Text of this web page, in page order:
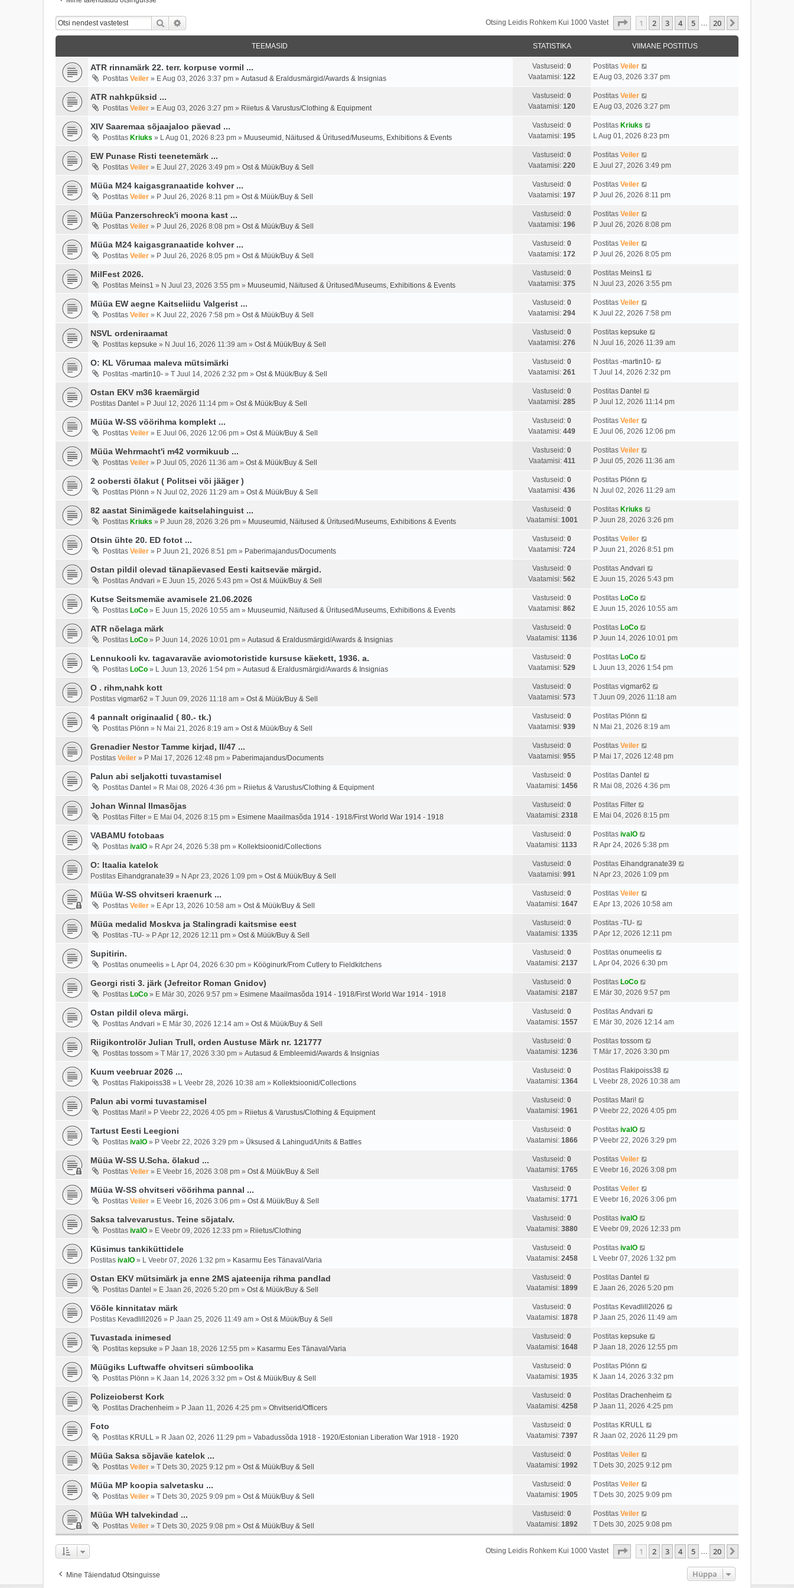
Otsi Otsing Leidis Rohkem Kui 1000 Vastet . Leht20 -st
1 2 3 4 5 … 20
TEEMASID STATISTIKA VIIMANE POSTITUS
ATR rinnamärk 22. terr. korpuse vormil ...
Postitas Veiler » E Aug 03, 2026 3:37 pm » Autasud & Eraldusmärgid/Awards & Insignias
Vastuseid: 0
Vaatamisi: 122
Postitas Veiler
E Aug 03, 2026 3:37 pm
ATR nahkpüksid ...
Postitas Veiler » E Aug 03, 2026 3:27 pm » Riietus & Varustus/Clothing & Equipment
Vastuseid: 0
Vaatamisi: 120
Postitas Veiler
E Aug 03, 2026 3:27 pm
XIV Saaremaa sõjaajaloo päevad ...
Postitas Kriuks » L Aug 01, 2026 8:23 pm » Muuseumid, Näitused & Üritused/Museums, Exhibitions & Events
Vastuseid: 0
Vaatamisi: 195
Postitas Kriuks
L Aug 01, 2026 8:23 pm
EW Punase Risti teenetemärk ...
Postitas Veiler » E Juul 27, 2026 3:49 pm » Ost & Müük/Buy & Sell
Vastuseid: 0
Vaatamisi: 220
Postitas Veiler
E Juul 27, 2026 3:49 pm
Müüa M24 kaigasgranaatide kohver ...
Postitas Veiler » P Juul 26, 2026 8:11 pm » Ost & Müük/Buy & Sell
Vastuseid: 0
Vaatamisi: 197
Postitas Veiler
P Juul 26, 2026 8:11 pm
Müüa Panzerschreck'i moona kast ...
Postitas Veiler » P Juul 26, 2026 8:08 pm » Ost & Müük/Buy & Sell
Vastuseid: 0
Vaatamisi: 196
Postitas Veiler
P Juul 26, 2026 8:08 pm
Müüa M24 kaigasgranaatide kohver ...
Postitas Veiler » P Juul 26, 2026 8:05 pm » Ost & Müük/Buy & Sell
Vastuseid: 0
Vaatamisi: 172
Postitas Veiler
P Juul 26, 2026 8:05 pm
MilFest 2026.
Postitas Meins1 » N Juul 23, 2026 3:55 pm » Muuseumid, Näitused & Üritused/Museums, Exhibitions & Events
Vastuseid: 0
Vaatamisi: 375
Postitas Meins1
N Juul 23, 2026 3:55 pm
Müüa EW aegne Kaitseliidu Valgerist ...
Postitas Veiler » K Juul 22, 2026 7:58 pm » Ost & Müük/Buy & Sell
Vastuseid: 0
Vaatamisi: 294
Postitas Veiler
K Juul 22, 2026 7:58 pm
NSVL ordeniraamat
Postitas kepsuke » N Juul 16, 2026 11:39 am » Ost & Müük/Buy & Sell
Vastuseid: 0
Vaatamisi: 276
Postitas kepsuke
N Juul 16, 2026 11:39 am
O: KL Võrumaa maleva mütsimärki
Postitas -martin10- » T Juul 14, 2026 2:32 pm » Ost & Müük/Buy & Sell
Vastuseid: 0
Vaatamisi: 261
Postitas -martin10-
T Juul 14, 2026 2:32 pm
Ostan EKV m36 kraemärgid
Postitas Dantel » P Juul 12, 2026 11:14 pm » Ost & Müük/Buy & Sell
Vastuseid: 0
Vaatamisi: 285
Postitas Dantel
P Juul 12, 2026 11:14 pm
Müüa W-SS vöörihma komplekt ...
Postitas Veiler » E Juul 06, 2026 12:06 pm » Ost & Müük/Buy & Sell
Vastuseid: 0
Vaatamisi: 449
Postitas Veiler
E Juul 06, 2026 12:06 pm
Müüa Wehrmacht'i m42 vormikuub ...
Postitas Veiler » P Juul 05, 2026 11:36 am » Ost & Müük/Buy & Sell
Vastuseid: 0
Vaatamisi: 411
Postitas Veiler
P Juul 05, 2026 11:36 am
2 oobersti õlakut ( Politsei või jääger )
Postitas Plönn » N Juul 02, 2026 11:29 am » Ost & Müük/Buy & Sell
Vastuseid: 0
Vaatamisi: 436
Postitas Plönn
N Juul 02, 2026 11:29 am
82 aastat Sinimägede kaitselahinguist ...
Postitas Kriuks » P Juun 28, 2026 3:26 pm » Muuseumid, Näitused & Üritused/Museums, Exhibitions & Events
Vastuseid: 0
Vaatamisi: 1001
Postitas Kriuks
P Juun 28, 2026 3:26 pm
Otsin ühte 20. ED fotot ...
Postitas Veiler » P Juun 21, 2026 8:51 pm » Paberimajandus/Documents
Vastuseid: 0
Vaatamisi: 724
Postitas Veiler
P Juun 21, 2026 8:51 pm
Ostan pildil olevad tänapäevased Eesti kaitseväe märgid.
Postitas Andvari » E Juun 15, 2026 5:43 pm » Ost & Müük/Buy & Sell
Vastuseid: 0
Vaatamisi: 562
Postitas Andvari
E Juun 15, 2026 5:43 pm
Kutse Seitsmemäe avamisele 21.06.2026
Postitas LoCo » E Juun 15, 2026 10:55 am » Muuseumid, Näitused & Üritused/Museums, Exhibitions & Events
Vastuseid: 0
Vaatamisi: 862
Postitas LoCo
E Juun 15, 2026 10:55 am
ATR nõelaga märk
Postitas LoCo » P Juun 14, 2026 10:01 pm » Autasud & Eraldusmärgid/Awards & Insignias
Vastuseid: 0
Vaatamisi: 1136
Postitas LoCo
P Juun 14, 2026 10:01 pm
Lennukooli kv. tagavaraväe aviomotoristide kursuse käekett, 1936. a.
Postitas LoCo » L Juun 13, 2026 1:54 pm » Autasud & Eraldusmärgid/Awards & Insignias
Vastuseid: 0
Vaatamisi: 529
Postitas LoCo
L Juun 13, 2026 1:54 pm
O . rihm,nahk kott
Postitas vigmar62 » T Juun 09, 2026 11:18 am » Ost & Müük/Buy & Sell
Vastuseid: 0
Vaatamisi: 573
Postitas vigmar62
T Juun 09, 2026 11:18 am
4 pannalt originaalid ( 80.- tk.)
Postitas Plönn » N Mai 21, 2026 8:19 am » Ost & Müük/Buy & Sell
Vastuseid: 0
Vaatamisi: 939
Postitas Plönn
N Mai 21, 2026 8:19 am
Grenadier Nestor Tamme kirjad, II/47 ...
Postitas Veiler » P Mai 17, 2026 12:48 pm » Paberimajandus/Documents
Vastuseid: 0
Vaatamisi: 955
Postitas Veiler
P Mai 17, 2026 12:48 pm
Palun abi seljakotti tuvastamisel
Postitas Dantel » R Mai 08, 2026 4:36 pm » Riietus & Varustus/Clothing & Equipment
Vastuseid: 0
Vaatamisi: 1456
Postitas Dantel
R Mai 08, 2026 4:36 pm
Johan Winnal Ilmasõjas
Postitas Filter » E Mai 04, 2026 8:15 pm » Esimene Maailmasõda 1914 - 1918/First World War 1914 - 1918
Vastuseid: 0
Vaatamisi: 2318
Postitas Filter
E Mai 04, 2026 8:15 pm
VABAMU fotobaas
Postitas ivalO » R Apr 24, 2026 5:38 pm » Kollektsioonid/Collections
Vastuseid: 0
Vaatamisi: 1133
Postitas ivalO
R Apr 24, 2026 5:38 pm
O: Itaalia katelok
Postitas Eihandgranate39 » N Apr 23, 2026 1:09 pm » Ost & Müük/Buy & Sell
Vastuseid: 0
Vaatamisi: 991
Postitas Eihandgranate39
N Apr 23, 2026 1:09 pm
Müüa W-SS ohvitseri kraenurk ...
Postitas Veiler » E Apr 13, 2026 10:58 am » Ost & Müük/Buy & Sell
Vastuseid: 0
Vaatamisi: 1647
Postitas Veiler
E Apr 13, 2026 10:58 am
Müüa medalid Moskva ja Stalingradi kaitsmise eest
Postitas -TU- » P Apr 12, 2026 12:11 pm » Ost & Müük/Buy & Sell
Vastuseid: 0
Vaatamisi: 1335
Postitas -TU-
P Apr 12, 2026 12:11 pm
Supitirin.
Postitas onumeelis » L Apr 04, 2026 6:30 pm » Kööginurk/From Cutlery to Fieldkitchens
Vastuseid: 0
Vaatamisi: 2137
Postitas onumeelis
L Apr 04, 2026 6:30 pm
Georgi risti 3. järk (Jefreitor Roman Gnidov)
Postitas LoCo » E Mär 30, 2026 9:57 pm » Esimene Maailmasõda 1914 - 1918/First World War 1914 - 1918
Vastuseid: 0
Vaatamisi: 2187
Postitas LoCo
E Mär 30, 2026 9:57 pm
Ostan pildil oleva märgi.
Postitas Andvari » E Mär 30, 2026 12:14 am » Ost & Müük/Buy & Sell
Vastuseid: 0
Vaatamisi: 1557
Postitas Andvari
E Mär 30, 2026 12:14 am
Riigikontrolör Julian Trull, orden Austuse Märk nr. 121777
Postitas tossom » T Mär 17, 2026 3:30 pm » Autasud & Embleemid/Awards & Insignias
Vastuseid: 0
Vaatamisi: 1236
Postitas tossom
T Mär 17, 2026 3:30 pm
Kuum veebruar 2026 ...
Postitas Flakipoiss38 » L Veebr 28, 2026 10:38 am » Kollektsioonid/Collections
Vastuseid: 0
Vaatamisi: 1364
Postitas Flakipoiss38
L Veebr 28, 2026 10:38 am
Palun abi vormi tuvastamisel
Postitas Mari! » P Veebr 22, 2026 4:05 pm » Riietus & Varustus/Clothing & Equipment
Vastuseid: 0
Vaatamisi: 1961
Postitas Mari!
P Veebr 22, 2026 4:05 pm
Tartust Eesti Leegioni
Postitas ivalO » P Veebr 22, 2026 3:29 pm » Üksused & Lahingud/Units & Battles
Vastuseid: 0
Vaatamisi: 1866
Postitas ivalO
P Veebr 22, 2026 3:29 pm
Müüa W-SS U.Scha. õlakud ...
Postitas Veiler » E Veebr 16, 2026 3:08 pm » Ost & Müük/Buy & Sell
Vastuseid: 0
Vaatamisi: 1765
Postitas Veiler
E Veebr 16, 2026 3:08 pm
Müüa W-SS ohvitseri vöörihma pannal ...
Postitas Veiler » E Veebr 16, 2026 3:06 pm » Ost & Müük/Buy & Sell
Vastuseid: 0
Vaatamisi: 1771
Postitas Veiler
E Veebr 16, 2026 3:06 pm
Saksa talvevarustus. Teine sõjatalv.
Postitas ivalO » E Veebr 09, 2026 12:33 pm » Riietus/Clothing
Vastuseid: 0
Vaatamisi: 3880
Postitas ivalO
E Veebr 09, 2026 12:33 pm
Küsimus tankiküttidele
Postitas ivalO » L Veebr 07, 2026 1:32 pm » Kasarmu Ees Tänaval/Varia
Vastuseid: 0
Vaatamisi: 2458
Postitas ivalO
L Veebr 07, 2026 1:32 pm
Ostan EKV mütsimärk ja enne 2MS ajateenija rihma pandlad
Postitas Dantel » E Jaan 26, 2026 5:20 pm » Ost & Müük/Buy & Sell
Vastuseid: 0
Vaatamisi: 1899
Postitas Dantel
E Jaan 26, 2026 5:20 pm
Vööle kinnitatav märk
Postitas Kevadlill2026 » P Jaan 25, 2026 11:49 am » Ost & Müük/Buy & Sell
Vastuseid: 0
Vaatamisi: 1878
Postitas Kevadlill2026
P Jaan 25, 2026 11:49 am
Tuvastada inimesed
Postitas kepsuke » P Jaan 18, 2026 12:55 pm » Kasarmu Ees Tänaval/Varia
Vastuseid: 0
Vaatamisi: 1648
Postitas kepsuke
P Jaan 18, 2026 12:55 pm
Müügiks Luftwaffe ohvitseri sümboolika
Postitas Plönn » K Jaan 14, 2026 3:32 pm » Ost & Müük/Buy & Sell
Vastuseid: 0
Vaatamisi: 1935
Postitas Plönn
K Jaan 14, 2026 3:32 pm
Polizeioberst Kork
Postitas Drachenheim » P Jaan 11, 2026 4:25 pm » Ohvitserid/Officers
Vastuseid: 0
Vaatamisi: 4258
Postitas Drachenheim
P Jaan 11, 2026 4:25 pm
Foto
Postitas KRULL » R Jaan 02, 2026 11:29 pm » Vabadussõda 1918 - 1920/Estonian Liberation War 1918 - 1920
Vastuseid: 0
Vaatamisi: 7397
Postitas KRULL
R Jaan 02, 2026 11:29 pm
Müüa Saksa sõjaväe katelok ...
Postitas Veiler » T Dets 30, 2025 9:12 pm » Ost & Müük/Buy & Sell
Vastuseid: 0
Vaatamisi: 1992
Postitas Veiler
T Dets 30, 2025 9:12 pm
Müüa MP koopia salvetasku ...
Postitas Veiler » T Dets 30, 2025 9:09 pm » Ost & Müük/Buy & Sell
Vastuseid: 0
Vaatamisi: 1905
Postitas Veiler
T Dets 30, 2025 9:09 pm
Müüa WH talvekindad ...
Postitas Veiler » T Dets 30, 2025 9:08 pm » Ost & Müük/Buy & Sell
Vastuseid: 0
Vaatamisi: 1892
Postitas Veiler
T Dets 30, 2025 9:08 pm
Otsing Leidis Rohkem Kui 1000 Vastet . Leht20 -st
1 2 3 4 5 … 20
Mine Täiendatud Otsinguisse Hüppa